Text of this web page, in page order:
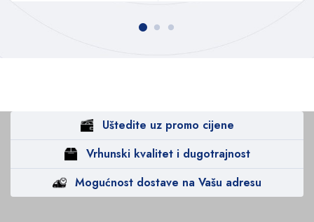
Uštedite uz promo cijene
Vrhunski kvalitet i dugotrajnost
Mogućnost dostave na Vašu adresu